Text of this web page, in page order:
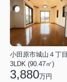
小田原市城山４丁目
3LDK (90.47㎡)
3,880万円